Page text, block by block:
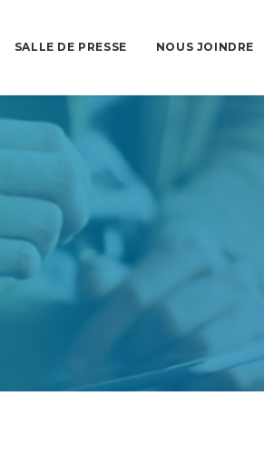
SALLE DE PRESSE NOUS JOINDRE